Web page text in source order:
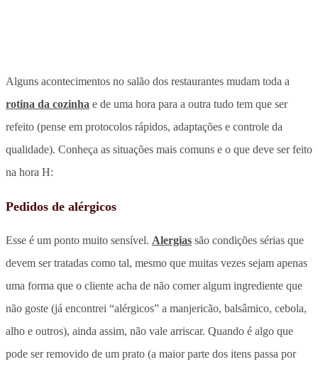
Alguns acontecimentos no salão dos restaurantes mudam toda a
rotina da cozinha e de uma hora para a outra tudo tem que ser
refeito (pense em protocolos rápidos, adaptações e controle da
qualidade). Conheça as situações mais comuns e o que deve ser feito
na hora H:
Pedidos de alérgicos
Esse é um ponto muito sensível. Alergias são condições sérias que
devem ser tratadas como tal, mesmo que muitas vezes sejam apenas
uma forma que o cliente acha de não comer algum ingrediente que
não goste (já encontrei “alérgicos” a manjericão, balsâmico, cebola,
alho e outros), ainda assim, não vale arriscar. Quando é algo que
pode ser removido de um prato (a maior parte dos itens passa por